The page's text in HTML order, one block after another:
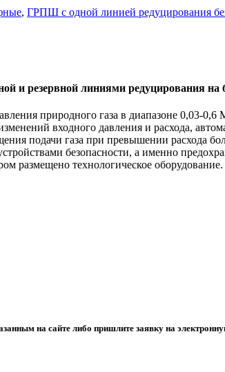
, ГРПШ с одной линией редуцирования
резервной линиями редуцирования на
природного газа в диапазоне 0,03-
входного давления и расхода,
подачи газа при превышении расхода
безопасности, а именно
размещено технологическое оборудование.
на сайте либо пришлите заявку на